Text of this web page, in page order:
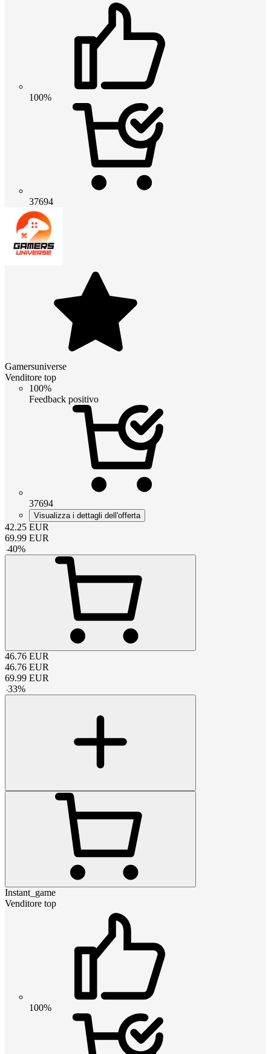
100%
37694
Gamersuniverse
Venditore top
100%
Feedback positivo
37694
Visualizza i dettagli dell'offerta
42.25 EUR
69.99 EUR
-40%
46.76 EUR
46.76 EUR
69.99 EUR
-33%
Instant_game
Venditore top
100%